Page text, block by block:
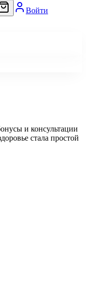
Войти
и консультации
стала простой